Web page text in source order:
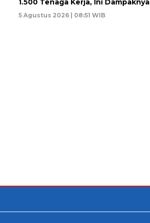
1.500 Tenaga Kerja, Ini Dampaknya
5 Agustus 2026 | 08:51 WIB